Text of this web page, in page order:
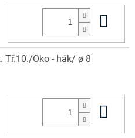
Tř.10./Oko - hák/ ø 8